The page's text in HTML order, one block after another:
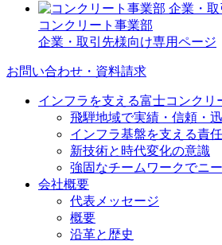
コンクリート事業部
企業・取引先様向け専用ページ
お問い合わせ・資料請求
インフラを支える富士コンクリ
飛騨地域で実績・信頼・
インフラ基盤を支える責
新技術と時代変化の意識
強固なチームワークでニ
会社概要
代表メッセージ
概要
沿革と歴史